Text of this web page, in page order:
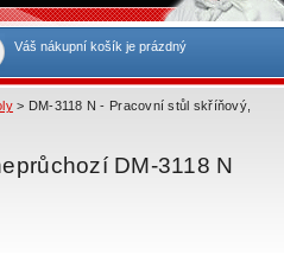
Váš nákupní košík je prázdný
> DM-3118 N - Pracovní stůl skříňový,
DM-3118 N